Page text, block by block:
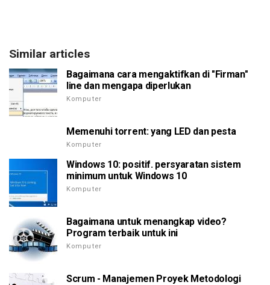
Similar articles
Bagaimana cara mengaktifkan di "Firman"
line dan mengapa diperlukan
Komputer
Memenuhi torrent: yang LED dan pesta
Komputer
Windows 10: positif. persyaratan sistem
minimum untuk Windows 10
Komputer
Bagaimana untuk menangkap video?
Program terbaik untuk ini
Komputer
Scrum - Manajemen Proyek Metodologi